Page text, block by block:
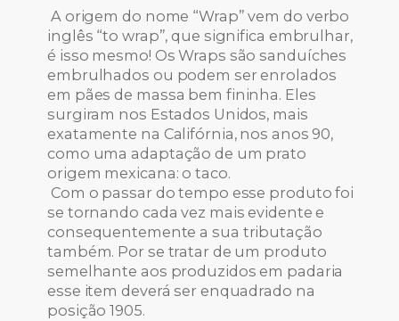
A origem do nome “Wrap” vem do verbo
inglês “to wrap”, que significa embrulhar,
é isso mesmo! Os Wraps são sanduíches
embrulhados ou podem ser enrolados
em pães de massa bem fininha. Eles
surgiram nos Estados Unidos, mais
exatamente na Califórnia, nos anos 90,
como uma adaptação de um prato
origem mexicana: o taco.
Com o passar do tempo esse produto foi
se tornando cada vez mais evidente e
consequentemente a sua tributação
também. Por se tratar de um produto
semelhante aos produzidos em padaria
esse item deverá ser enquadrado na
posição 1905.